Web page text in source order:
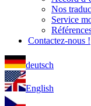
Nos
Service
Contactez-nous !
deutsch
English